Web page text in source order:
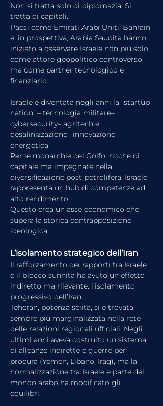
Non si tratta solo di diplomazia. Si
tratta di capitali.
Paesi come Emirati Arabi Uniti, Bahrain
e, in prospettiva, Arabia Saudita hanno
iniziato a osservare Israele non più solo
come attore geopolitico controverso,
ma come partner tecnologico e
finanziario.
Israele è diventata negli anni la “startup
nation”:– tecnologia militare–
cybersecurity– agritech e
desalinizzazione– innovazione
energetica
Per le monarchie del Golfo, ricche di
capitale ma impegnate nella
diversificazione post-petrolifera, Israele
rappresenta un hub di competenze ad
alto rendimento.
Questo crea un asse economico che
supera la storica contrapposizione
ideologica.
L’isolamento strategico dell’Iran
Il rafforzamento dei rapporti tra Israele
e il blocco sunnita ha avuto un effetto
indiretto ma rilevante: l’isolamento
progressivo dell’Iran.
Teheran, potenza sciita, si è trovata
sempre più marginalizzata nella rete
delle relazioni regionali ufficiali. Negli
ultimi anni aveva costruito un sistema
di alleanze indirette e guerre per
procura (Yemen, Libano, Iraq), ma la
normalizzazione tra Israele e parte del
mondo arabo ha modificato gli
equilibri.